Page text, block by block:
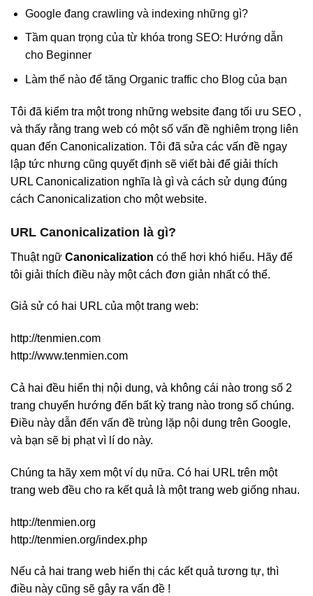
Google đang crawling và indexing những gì?
Tầm quan trọng của từ khóa trong SEO: Hướng dẫn
cho Beginner
Làm thế nào để tăng Organic traffic cho Blog của bạn
Tôi đã kiểm tra một trong những website đang tối ưu SEO ,
và thấy rằng trang web có một số vấn đề nghiêm trọng liên
quan đến Canonicalization. Tôi đã sửa các vấn đề ngay
lập tức nhưng cũng quyết định sẽ viết bài để giải thích
URL Canonicalization nghĩa là gì và cách sử dụng đúng
cách Canonicalization cho một website.
URL Canonicalization là gì?
Thuật ngữ Canonicalization có thể hơi khó hiểu. Hãy để
tôi giải thích điều này một cách đơn giản nhất có thể.
Giả sử có hai URL của một trang web:
http://tenmien.com
http://www.tenmien.com
Cả hai đều hiển thị nội dung, và không cái nào trong số 2
trang chuyển hướng đến bất kỳ trang nào trong số chúng.
Điều này dẫn đến vấn đề trùng lặp nội dung trên Google,
và bạn sẽ bị phạt vì lí do này.
Chúng ta hãy xem một ví dụ nữa. Có hai URL trên một
trang web đều cho ra kết quả là một trang web giống nhau.
http://tenmien.org
http://tenmien.org/index.php
Nếu cả hai trang web hiển thị các kết quả tương tự, thì
điều này cũng sẽ gây ra vấn đề !